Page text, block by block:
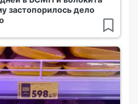
застопорилось дело